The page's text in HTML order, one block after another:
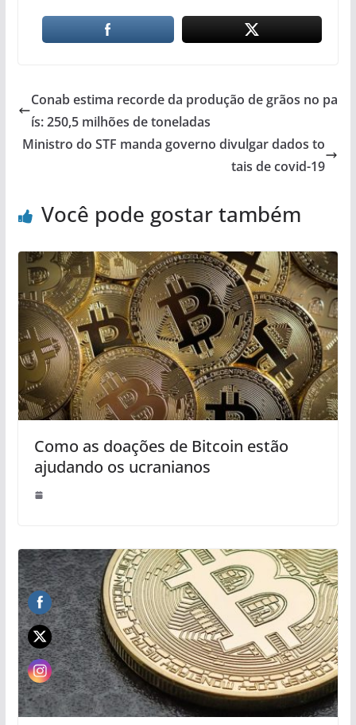
Conab estima recorde da produção de grãos no pa
ís: 250,5 milhões de toneladas
Ministro do STF manda governo divulgar dados to
tais de covid-19
Você pode gostar também
Como as doações de Bitcoin estão
ajudando os ucranianos